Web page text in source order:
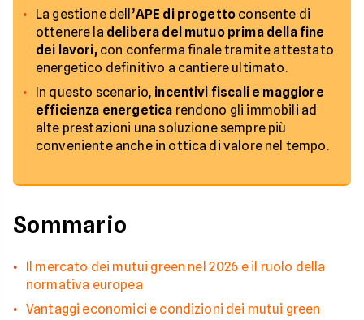
La gestione dell’APE di progetto consente di
ottenere la delibera del mutuo prima della fine
dei lavori,con conferma finale tramite attestato
energetico definitivo a cantiere ultimato.
In questo scenario, incentivi fiscali e maggiore
efficienza energetica rendono gli immobili ad
alte prestazioni una soluzione sempre più
conveniente anche in ottica di valore nel tempo.
Sommario
Il mercato dei mutui green nel 2026 e il ruolo della
normativa europea
Vantaggi economici e condizioni dei mutui green